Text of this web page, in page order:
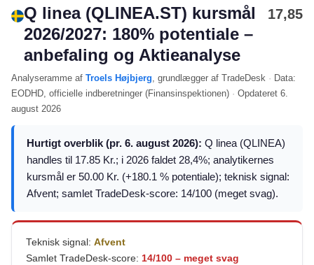
Q linea (QLINEA.ST) kursmål
2026/2027: 180% potentiale –
anbefaling og Aktieanalyse
17,85
Analyseramme af Troels Højbjerg, grundlægger af TradeDesk · Data:
EODHD, officielle indberetninger (Finansinspektionen) · Opdateret 6.
august 2026
Hurtigt overblik (pr. 6. august 2026): Q linea (QLINEA)
handles til 17.85 Kr.; i 2026 faldet 28,4%; analytikernes
kursmål er 50.00 Kr. (+180.1 % potentiale); teknisk signal:
Afvent; samlet TradeDesk-score: 14/100 (meget svag).
Teknisk signal: Afvent
Samlet TradeDesk-score: 14/100 – meget svag